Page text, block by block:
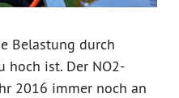
Belastung durch
hoch ist. Der NO2-
2016 immer noch an